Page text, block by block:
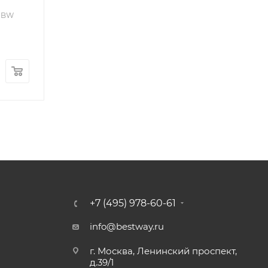
+7 (495) 978-60-61
info@bestway.ru
г. Москва, Ленинский проспект,
д.39/1